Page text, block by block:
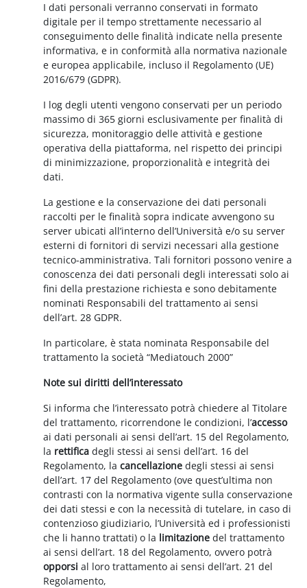
I dati personali verranno conservati in formato
digitale per il tempo strettamente necessario al
conseguimento delle finalità indicate nella presente
informativa, e in conformità alla normativa nazionale
e europea applicabile, incluso il Regolamento (UE)
2016/679 (GDPR).
I log degli utenti vengono conservati per un periodo
massimo di 365 giorni esclusivamente per finalità di
sicurezza, monitoraggio delle attività e gestione
operativa della piattaforma, nel rispetto dei principi
di minimizzazione, proporzionalità e integrità dei
dati.
La gestione e la conservazione dei dati personali
raccolti per le finalità sopra indicate avvengono su
server ubicati all’interno dell’Università e/o su server
esterni di fornitori di servizi necessari alla gestione
tecnico-amministrativa. Tali fornitori possono venire a
conoscenza dei dati personali degli interessati solo ai
fini della prestazione richiesta e sono debitamente
nominati Responsabili del trattamento ai sensi
dell’art. 28 GDPR.
In particolare, è stata nominata Responsabile del
trattamento la società “Mediatouch 2000”
Note sui diritti dell’interessato
Si informa che l’interessato potrà chiedere al Titolare
del trattamento, ricorrendone le condizioni, l’accesso
ai dati personali ai sensi dell’art. 15 del Regolamento,
la rettificadegli stessi ai sensi dell’art. 16 del
Regolamento, lacancellazione degli stessi ai sensi
dell’art. 17 del Regolamento (ove quest’ultima non
contrasti con la normativa vigente sulla conservazione
dei dati stessi e con la necessità di tutelare, in caso di
contenzioso giudiziario, l’Università ed i professionisti
che li hanno trattati) o la limitazione del trattamento
ai sensi dell’art. 18 del Regolamento, ovvero potrà
opporsi al loro trattamento ai sensi dell’art. 21 del
Regolamento,